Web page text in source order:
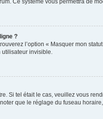
?
l’option « Masquer mon
invisible.
Si tel était le cas, veuillez vous
que le réglage du fuseau